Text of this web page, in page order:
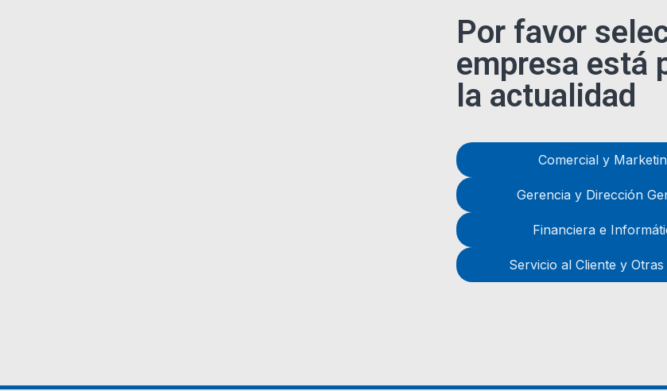
Por favor
empresa está
la actualidad
Comercial y
Gerencia y Dirección
Financiera e
Servicio al Cliente y